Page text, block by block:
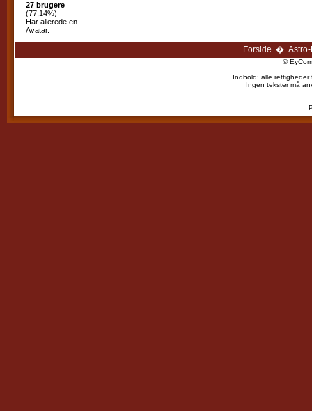
27 brugere
(77,14%)
Har allerede en
Avatar.
Forside �
©
Indhold: alle rettigheder
Ingen tekster må